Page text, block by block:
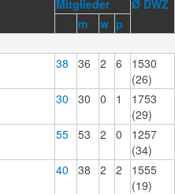
Mitglieder Ø DWZ
m
w p
38 36 2 6
1530
(26)
30 30 0 1
1753
(29)
55 53 2 0
1257
(34)
40 38 2 2
1555
(19)